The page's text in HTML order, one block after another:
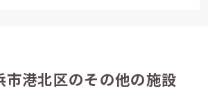
市港北区のその他の施設